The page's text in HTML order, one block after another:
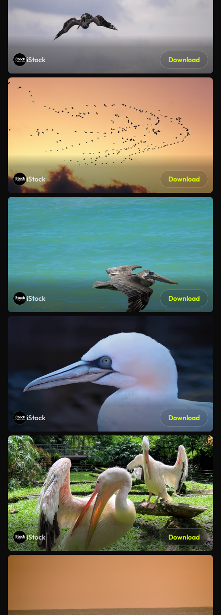
iStock Download
iStock Download
iStock Download
iStock Download
iStock Download